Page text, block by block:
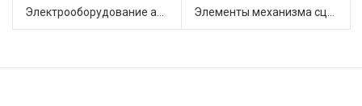
Электрооборудование автомобилей (8) Элементы механизма сцепления (36)